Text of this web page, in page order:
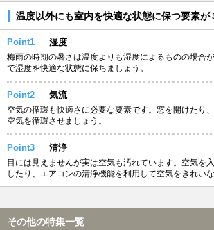
温度以外にも室内を快適な状態に保つ要素が
Point1 湿度
梅雨の時期の暑さは温度よりも湿度によるものの場合
で湿度を快適な状態に保ちましょう。
Point2 気流
空気の循環も快適さに必要な要素です。窓を開けたり
空気を循環させましょう。
Point3 清浄
目には見えませんが実は空気も汚れています。空気を
したり、エアコンの清浄機能を利用して空気をきれい
その他の特集一覧